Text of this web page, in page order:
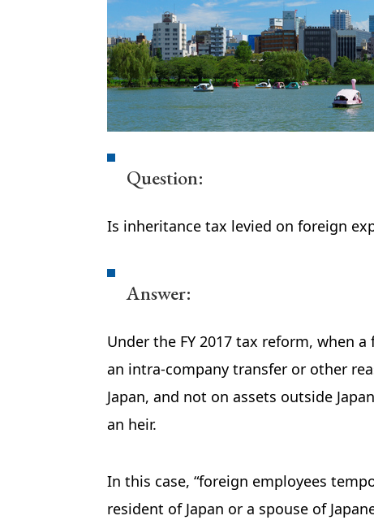
Question:
Is inheritance tax levied on foreign
Answer:
Under the FY 2017 tax reform, when
an intra-company transfer or other
Japan, and not on assets outside
an heir.
In this case, “foreign employees
resident of Japan or a spouse of